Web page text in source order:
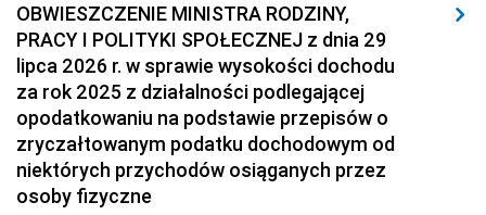
OBWIESZCZENIE MINISTRA RODZINY,
PRACY I POLITYKI SPOŁECZNEJ z dnia 29
lipca 2026 r. w sprawie wysokości dochodu
za rok 2025 z działalności podlegającej
opodatkowaniu na podstawie przepisów o
zryczałtowanym podatku dochodowym od
niektórych przychodów osiąganych przez
osoby fizyczne